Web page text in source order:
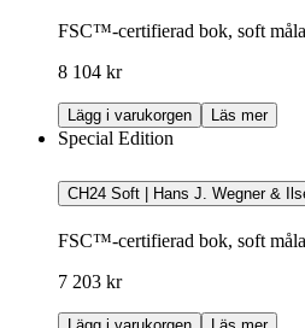
FSC™-certifierad bok, soft
8 104 kr
Lägg i varukorgen Läs mer
Special Edition
CH24 Soft | Hans J. Wegner &
FSC™-certifierad bok, soft
7 203 kr